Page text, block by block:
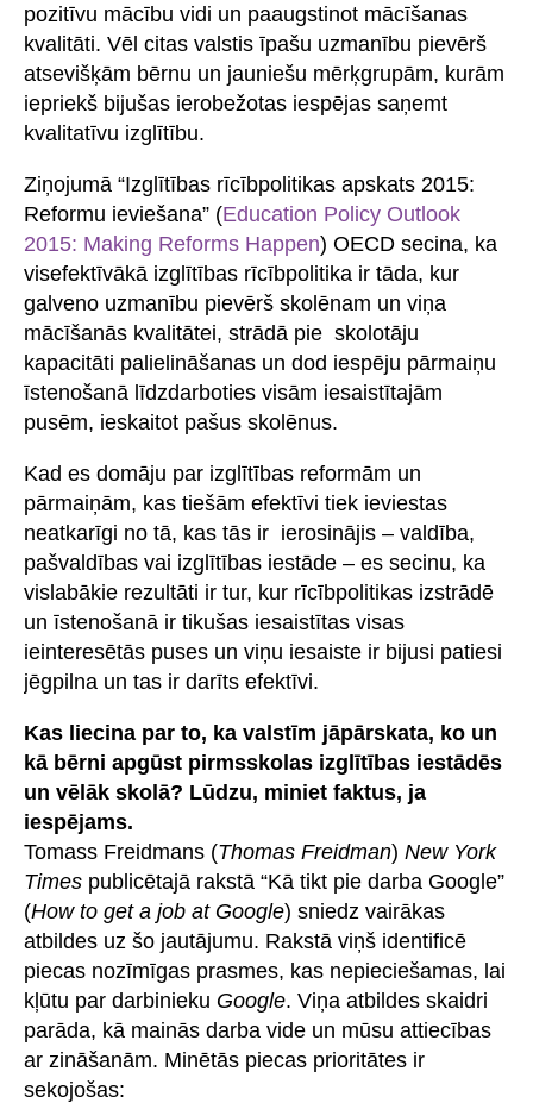
pozitīvu mācību vidi un paaugstinot mācīšanas
kvalitāti. Vēl citas valstis īpašu uzmanību pievērš
atsevišķām bērnu un jauniešu mērķgrupām, kurām
iepriekš bijušas ierobežotas iespējas saņemt
kvalitatīvu izglītību.
Ziņojumā “Izglītības rīcībpolitikas apskats 2015:
Reformu ieviešana” (Education Policy Outlook
2015: Making Reforms Happen) OECD secina, ka
visefektīvākā izglītības rīcībpolitika ir tāda, kur
galveno uzmanību pievērš skolēnam un viņa
mācīšanās kvalitātei, strādā pie skolotāju
kapacitāti palielināšanas un dod iespēju pārmaiņu
īstenošanā līdzdarboties visām iesaistītajām
pusēm, ieskaitot pašus skolēnus.
Kad es domāju par izglītības reformām un
pārmaiņām, kas tiešām efektīvi tiek ieviestas
neatkarīgi no tā, kas tās ir ierosinājis – valdība,
pašvaldības vai izglītības iestāde – es secinu, ka
vislabākie rezultāti ir tur, kur rīcībpolitikas izstrādē
un īstenošanā ir tikušas iesaistītas visas
ieinteresētās puses un viņu iesaiste ir bijusi patiesi
jēgpilna un tas ir darīts efektīvi.
Kas liecina par to, ka valstīm jāpārskata, ko un
kā bērni apgūst pirmsskolas izglītības iestādēs
un vēlāk skolā? Lūdzu, miniet faktus, ja
iespējams.
Tomass Freidmans (Thomas Freidman) New York
Times publicētajā rakstā “Kā tikt pie darba Google”
(How to get a job at Google) sniedz vairākas
atbildes uz šo jautājumu. Rakstā viņš identificē
piecas nozīmīgas prasmes, kas nepieciešamas, lai
kļūtu par darbinieku Google. Viņa atbildes skaidri
parāda, kā mainās darba vide un mūsu attiecības
ar zināšanām. Minētās piecas prioritātes ir
sekojošas: